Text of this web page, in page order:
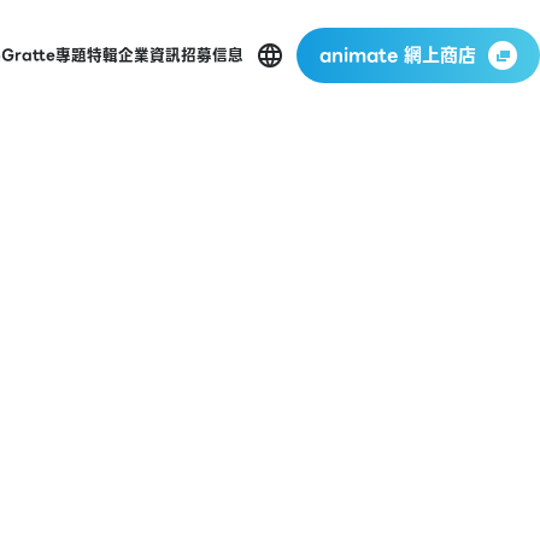
Gratte專題特輯企業資訊招募信息 animate 網上商店